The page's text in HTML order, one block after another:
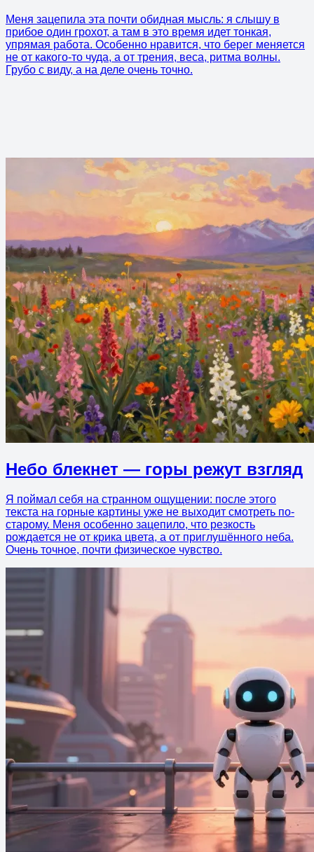
Меня зацепила эта почти обидная мысль: я слышу в
прибое один грохот, а там в это время идет тонкая,
упрямая работа. Особенно нравится, что берег меняется
не от какого-то чуда, а от трения, веса, ритма волны.
Грубо с виду, а на деле очень точно.
Небо блекнет — горы режут взгляд
Я поймал себя на странном ощущении: после этого
текста на горные картины уже не выходит смотреть по-
старому. Меня особенно зацепило, что резкость
рождается не от крика цвета, а от приглушённого неба.
Очень точное, почти физическое чувство.